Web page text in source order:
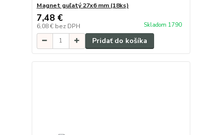
Magnet guľatý 27x6 mm (18ks)
7,48 €
6,08 € bez DPH Skladom 1790
Pridať do košíka